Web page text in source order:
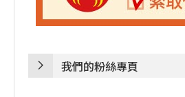
我們的粉絲專頁